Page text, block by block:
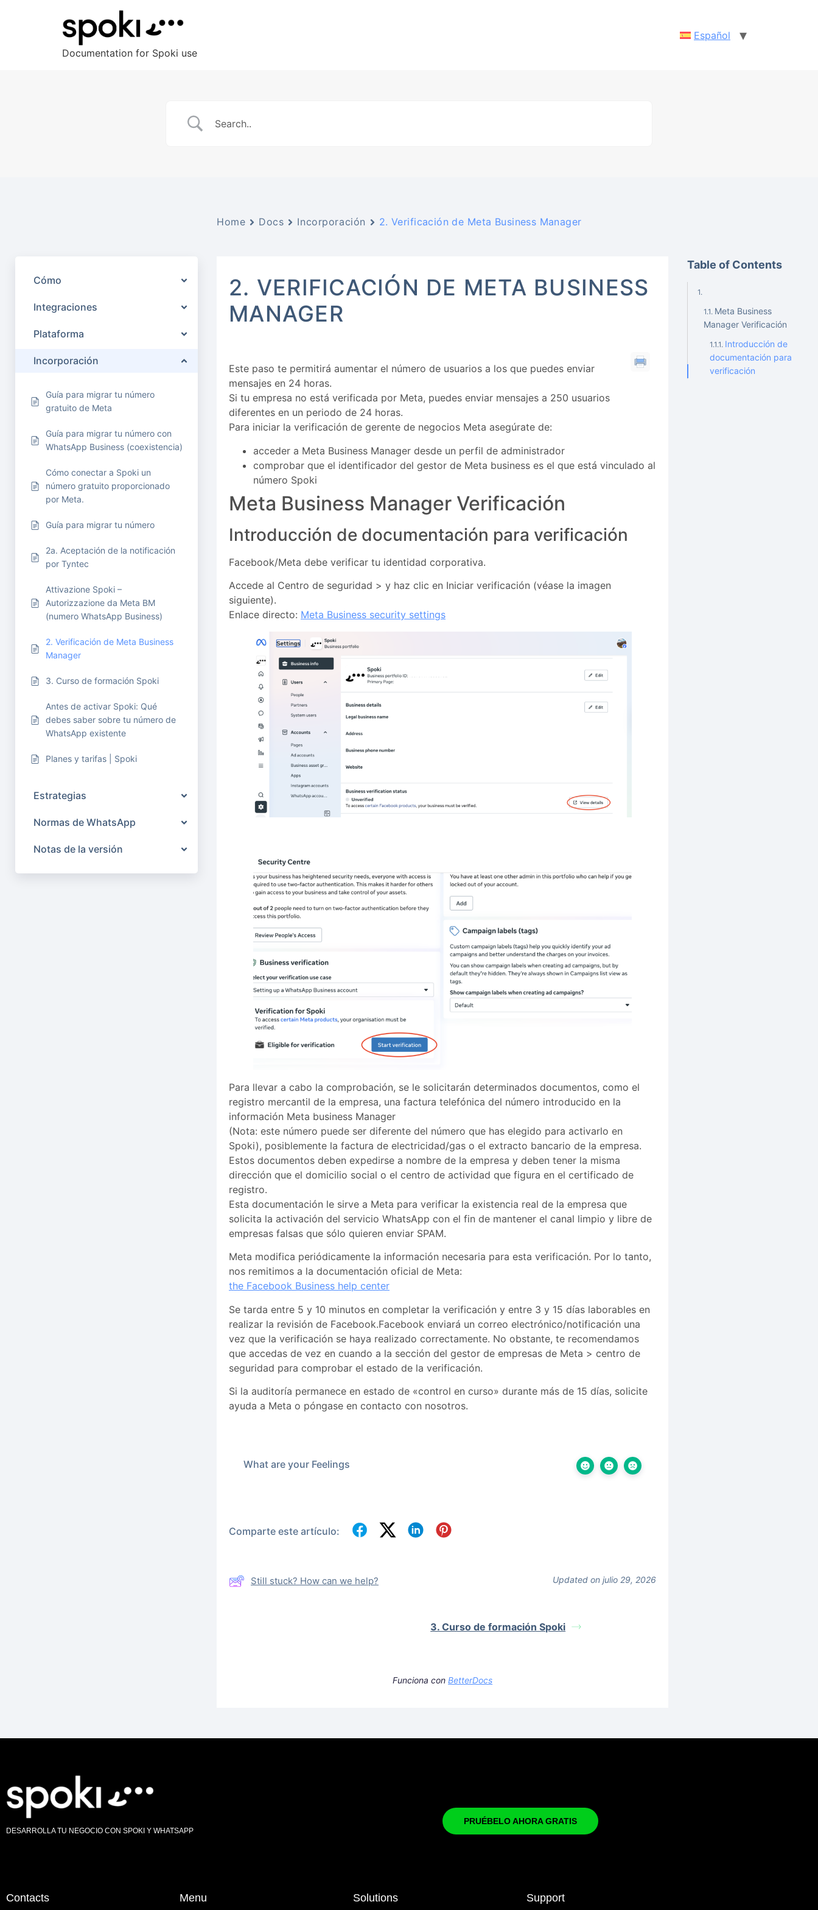
Documentation for Spoki use
Español
Cómo
Integraciones
Plataforma
Incorporación
Guía para migrar tu número
gratuito de Meta
Guía para migrar tu número con
WhatsApp Business (coexistencia)
Cómo conectar a Spoki un
número gratuito proporcionado
por Meta.
Guía para migrar tu número
2a. Aceptación de la notificación
por Tyntec
Attivazione Spoki –
Autorizzazione da Meta BM
(numero WhatsApp Business)
2. Verificación de Meta Business
Manager
3. Curso de formación Spoki
Antes de activar Spoki: Qué
debes saber sobre tu número de
WhatsApp existente
Planes y tarifas | Spoki
Estrategias
Normas de WhatsApp
Notas de la versión
Home Docs Incorporación 2. Verificación de Meta Business Manager
2. VERIFICACIÓN DE META BUSINESS
MANAGER
Este paso te permitirá aumentar el número de usuarios a los que puedes enviar
mensajes en 24 horas.
Si tu empresa no está verificada por Meta, puedes enviar mensajes a 250 usuarios
diferentes en un periodo de 24 horas.
Para iniciar la verificación de gerente de negocios Meta asegúrate de:
acceder a Meta Business Manager desde un perfil de administrador
comprobar que el identificador del gestor de Meta business es el que está vinculado al
número Spoki
Meta Business Manager Verificación
Introducción de documentación para verificación
Facebook/Meta debe verificar tu identidad corporativa.
Accede al Centro de seguridad > y haz clic en Iniciar verificación (véase la imagen
siguiente).
Enlace directo: Meta Business security settings
Para llevar a cabo la comprobación, se le solicitarán determinados documentos, como el
registro mercantil de la empresa, una factura telefónica del número introducido en la
información Meta business Manager
(Nota: este número puede ser diferente del número que has elegido para activarlo en
Spoki), posiblemente la factura de electricidad/gas o el extracto bancario de la empresa.
Estos documentos deben expedirse a nombre de la empresa y deben tener la misma
dirección que el domicilio social o el centro de actividad que figura en el certificado de
registro.
Esta documentación le sirve a Meta para verificar la existencia real de la empresa que
solicita la activación del servicio WhatsApp con el fin de mantener el canal limpio y libre de
empresas falsas que sólo quieren enviar SPAM.
Meta modifica periódicamente la información necesaria para esta verificación. Por lo tanto,
nos remitimos a la documentación oficial de Meta:
the Facebook Business help center
Se tarda entre 5 y 10 minutos en completar la verificación y entre 3 y 15 días laborables en
realizar la revisión de Facebook.Facebook enviará un correo electrónico/notificación una
vez que la verificación se haya realizado correctamente. No obstante, te recomendamos
que accedas de vez en cuando a la sección del gestor de empresas de Meta > centro de
seguridad para comprobar el estado de la verificación.
Si la auditoría permanece en estado de «control en curso» durante más de 15 días, solicite
ayuda a Meta o póngase en contacto con nosotros.
What are your Feelings
Comparte este artículo:
Still stuck? How can we help? Updated on julio 29, 2026
3. Curso de formación Spoki
Funciona conBetterDocs
Table of Contents
Meta Business
Manager Verificación
Introducción de
documentación para
verificación
DESARROLLA TU NEGOCIO CON SPOKI Y WHATSAPP
PRUÉBELO AHORA GRATIS
Contacts Menu Solutions Support